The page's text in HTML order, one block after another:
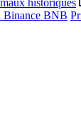
historiques
Binance BNB